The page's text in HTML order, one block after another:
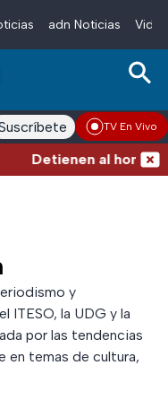
adn Noticias
adn Noticias RadioTV En Vivo
Detienen al hombre
y
ITESO, la UDG y la
por las tendencias
en temas de cultura,